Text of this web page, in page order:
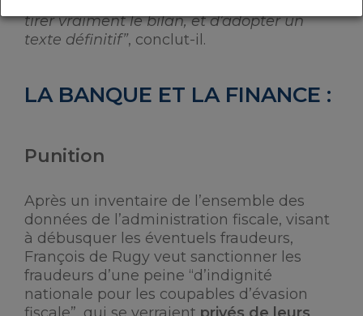
tirer vraiment le bilan, et d’adopter un
texte définitif”, conclut-il.
LA BANQUE ET LA FINANCE :
Punition
Après un inventaire de l’ensemble des
données de l’administration fiscale, visant
à débusquer les éventuels fraudeurs,
François de Rugy veut sanctionner les
fraudeurs d’une peine “d’indignité
nationale pour les coupables d’évasion